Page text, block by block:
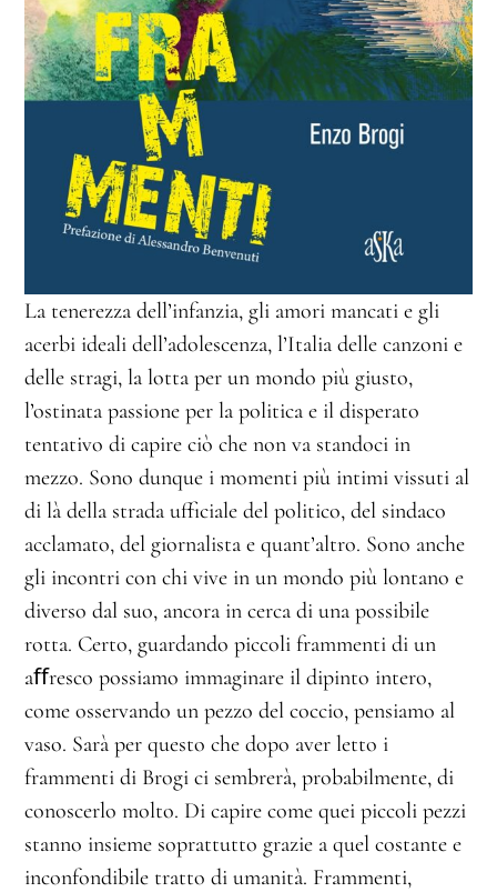
La tenerezza dell’infanzia, gli amori mancati e gli
acerbi ideali dell’adolescenza, l’Italia delle canzoni e
delle stragi, la lotta per un mondo più giusto,
l’ostinata passione per la politica e il disperato
tentativo di capire ciò che non va standoci in
mezzo. Sono dunque i momenti più intimi vissuti al
di là della strada ufficiale del politico, del sindaco
acclamato, del giornalista e quant’altro. Sono anche
gli incontri con chi vive in un mondo più lontano e
diverso dal suo, ancora in cerca di una possibile
rotta. Certo, guardando piccoli frammenti di un
aﬀresco possiamo immaginare il dipinto intero,
come osservando un pezzo del coccio, pensiamo al
vaso. Sarà per questo che dopo aver letto i
frammenti di Brogi ci sembrerà, probabilmente, di
conoscerlo molto. Di capire come quei piccoli pezzi
stanno insieme soprattutto grazie a quel costante e
inconfondibile tratto di umanità. Frammenti,